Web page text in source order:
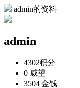
admin的资料
admin
4302积分
0 威望
3504 金钱